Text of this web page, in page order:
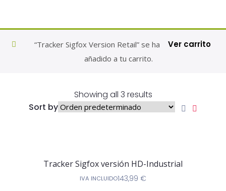
Ver carrito
“Tracker Sigfox Version Retail” se ha
añadido a tu carrito.
Showing all 3 results
Sort by
Tracker Sigfox versión HD-Industrial
143,99 €
IVA INCLUIDO